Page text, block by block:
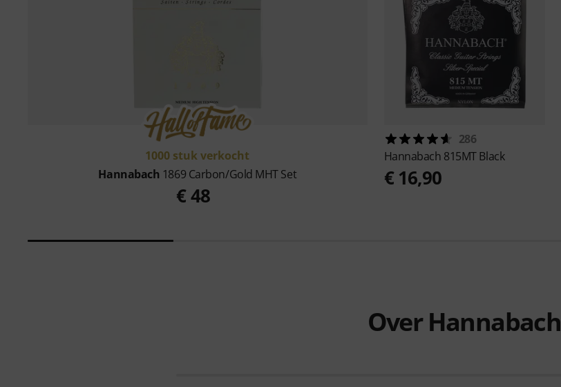
1000 stuk verkocht
Hannabach 1869 Carbon/Gold MHT Set
€ 48
286
Hannabach 815MT Black
€ 16,90
Over Hannabach